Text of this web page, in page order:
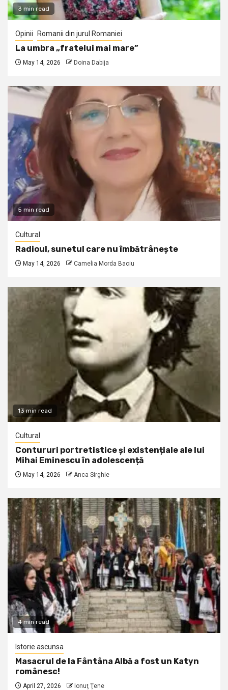
3 min read
Opinii Romanii din jurul Romaniei
La umbra „fratelui mai mare”
May 14, 2026 Doina Dabija
5 min read
Cultural
Radioul, sunetul care nu îmbătrânește
May 14, 2026 Camelia Morda Baciu
13 min read
Cultural
Contururi portretistice și existențiale ale lui
Mihai Eminescu în adolescență
May 14, 2026 Anca Sirghie
4 min read
Istorie ascunsa
Masacrul de la Fântâna Albă a fost un Katyn
românesc!
April 27, 2026 Ionuţ Ţene